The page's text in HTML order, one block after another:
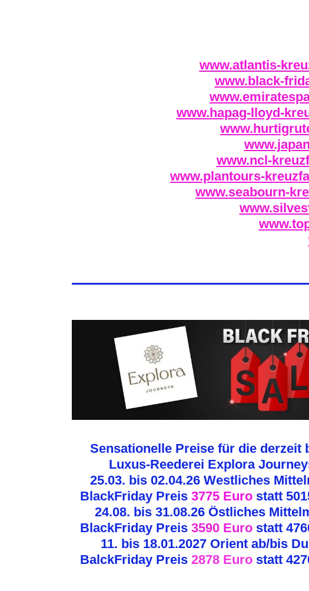
www.atlantis-
www.black-
www.hapag-lloyd-
www.ncl-
www.plantours-
www.seabourn-
Sensationelle Preise für die derzeit
Luxus-Reederei Explora
25.03. bis 02.04.26 Westliches
BlackFriday Preis3775 Euro statt
24.08. bis 31.08.26 Östliches
BlackFriday Preis3590 Euro statt
11. bis 18.01.2027 Orient ab/bis
BalckFriday Preis2878 Euro statt